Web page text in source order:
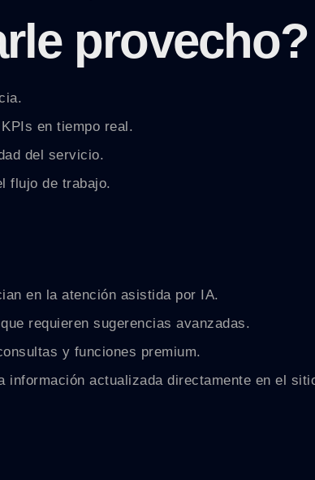
provecho?
en tiempo real.
del servicio.
flujo de trabajo.
en la atención asistida por IA.
requieren sugerencias avanzadas.
y funciones premium.
actualizada directamente en el